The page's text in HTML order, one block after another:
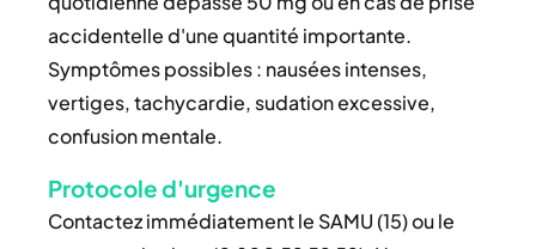
accidentelle d'une quantité importante.
Symptômes possibles : nausées intenses,
vertiges, tachycardie, sudation excessive,
confusion mentale.
Protocole d'urgence
Contactez immédiatement le SAMU (15) ou le